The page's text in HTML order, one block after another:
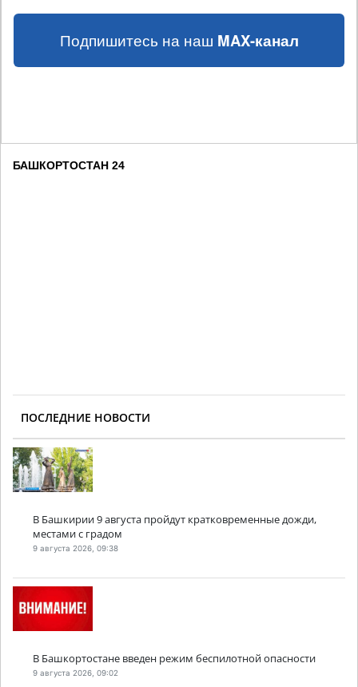
Подпишитесь на наш MAX-канал
БАШКОРТОСТАН 24
ПОСЛЕДНИЕ НОВОСТИ
В Башкирии 9 августа пройдут кратковременные дожди,
местами с градом
9 августа 2026, 09:38
В Башкортостане введен режим беспилотной опасности
9 августа 2026, 09:02